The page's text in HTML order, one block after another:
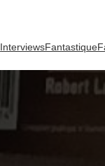
InterviewsFantastique